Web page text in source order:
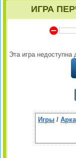
ИГРА
Y
Эта игра
Игры /